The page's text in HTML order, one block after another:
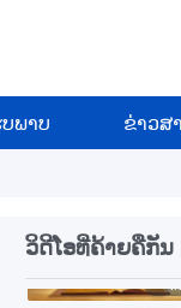
ພາບ ຂ່າວສ
ວິດີໂອທີ່ຄ້າຍຄືກັນ